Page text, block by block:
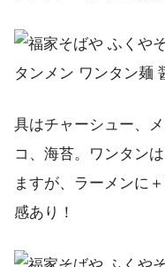
具はチャーシュー、
コ、海苔。ワンタン
ますが、ラーメンに
感あり！